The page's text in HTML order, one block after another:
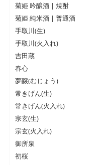
菊姫 吟醸酒 | 焼酎
菊姫 純米酒 | 普通酒
手取川(生)
手取川(火入れ)
吉田蔵
春心
夢醸(むじょう)
常きげん(生)
常きげん(火入れ)
宗玄(生)
宗玄(火入れ)
御所泉
初桜